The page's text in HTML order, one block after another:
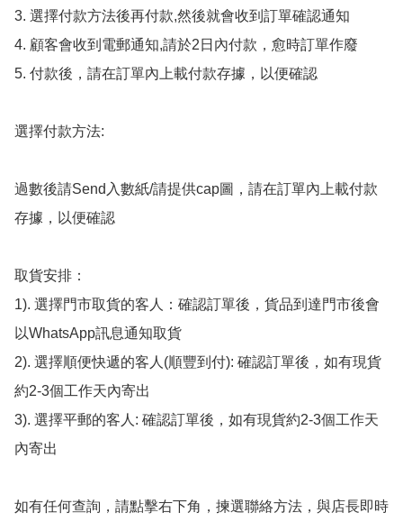
3. 選擇付款方法後再付款,然後就會收到訂單確認通知
4. 顧客會收到電郵通知,請於2日內付款，愈時訂單作廢
5. 付款後，請在訂單內上載付款存據，以便確認
選擇付款方法:
過數後請Send入數紙/請提供cap圖，請在訂單內上載付款
存據，以便確認
取貨安排：
1). 選擇門市取貨的客人：確認訂單後，貨品到達門市後會
以WhatsApp訊息通知取貨
2). 選擇順便快遞的客人(順豐到付): 確認訂單後，如有現貨
約2-3個工作天內寄出
3). 選擇平郵的客人: 確認訂單後，如有現貨約2-3個工作天
內寄出
如有任何查詢，請點擊右下角，揀選聯絡方法，與店長即時